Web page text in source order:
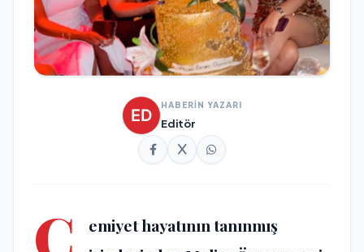
HABERİN YAZARI
Editör
emiyet hayatının tanınmış